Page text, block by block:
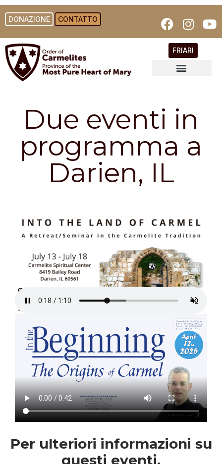
DONAZIONE CONTATTO
FRIARI
Due eventi in
programma a
Darien, IL
Per ulteriori informazioni su
questi eventi,